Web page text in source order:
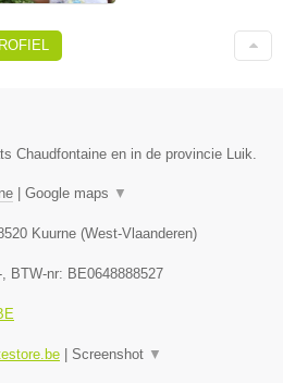
Chaudfontaine en in de provincie Luik.
| Google maps ▼
Kuurne (West-Vlaanderen)
, BTW-nr: BE0648888527
| Screenshot ▼